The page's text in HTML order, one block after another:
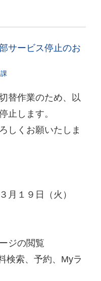
サービス停止のお
替作業のため、以
止します。
しくお願いたしま
月１９日（火）
ジの閲覧
検索、予約、Myラ